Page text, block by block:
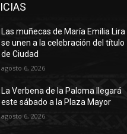
Las muñecas de María Emilia Lira
se unen a la celebración del título
de Ciudad
agosto 6, 2026
La Verbena de la Paloma llegará
este sábado a la Plaza Mayor
agosto 6, 2026